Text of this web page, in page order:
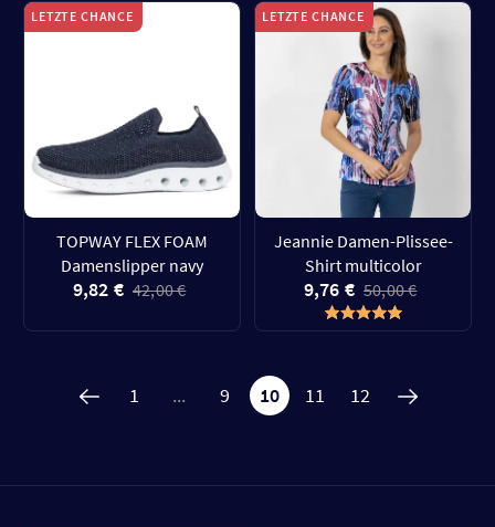
LETZTE CHANCE
TOPWAY FLEX FOAM
Damenslipper navy
9,82 € 42,00 €
LETZTE CHANCE
Jeannie Damen-Plissee-
Shirt multicolor
9,76 € 50,00 €
1 ... 9 10 11 12